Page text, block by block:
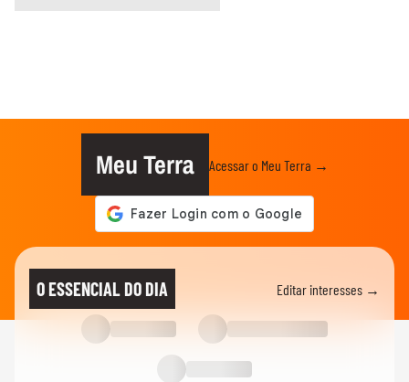
Meu Terra Acessar o Meu Terra →
O ESSENCIAL DO DIA Editar interesses →